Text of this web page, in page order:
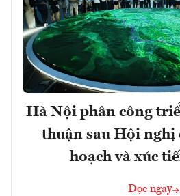
Hà Nội phân công
thuận sau Hội nghị
hoạch và xúc
Đọc ngay